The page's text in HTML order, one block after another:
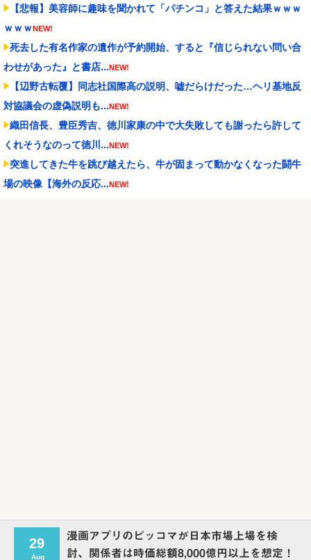
【悲報】美容師に趣味を聞かれて「パチンコ」と答えた結果ｗｗｗ
ｗｗｗNEW!
死去した有名作家の遺作が予約開始、すると『信じられない問い合
わせがあった』と書店...NEW!
【辺野古転覆】同志社国際高の説明、嘘だらけだった…ヘリ基地反
対協議会の虚偽説明も...NEW!
織田信長、豊臣秀吉、徳川家康の中で大失敗しても謝ったら許して
くれそうなのって徳川...NEW!
突進してきた牛を跳び越えたら、牛が固まって動かなくなった闘牛
場の映像【海外の反応...NEW!
29
Aug
漫画アプリのピッコマが日本市場上場を検
討、関係者は時価総額8,000億円以上を想定！